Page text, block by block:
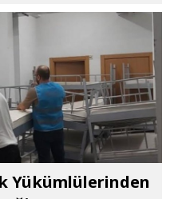
Yükümlülerinden